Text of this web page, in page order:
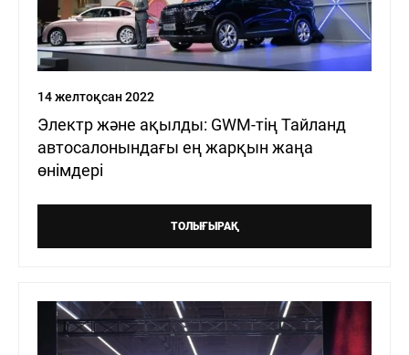
14 желтоқсан 2022
Электр және ақылды: GWM-тің Тайланд
автосалонындағы ең жарқын жаңа
өнімдері
ТОЛЫҒЫРАҚ